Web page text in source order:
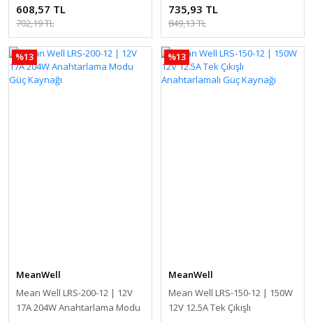
608,57 TL
702,19 TL
735,93 TL
849,13 TL
%13
MeanWell
Mean Well LRS-200-12 | 12V
17A 204W Anahtarlama Modu
%13
MeanWell
Mean Well LRS-150-12 | 150W
12V 12.5A Tek Çıkışlı